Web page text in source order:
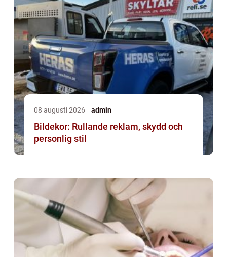
08 augusti 2026 admin
Bildekor: Rullande reklam, skydd och
personlig stil